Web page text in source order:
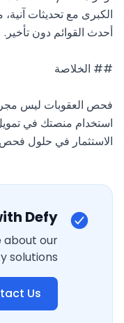
الاستثمار في حلول
Defy
about our
solutions.
Us